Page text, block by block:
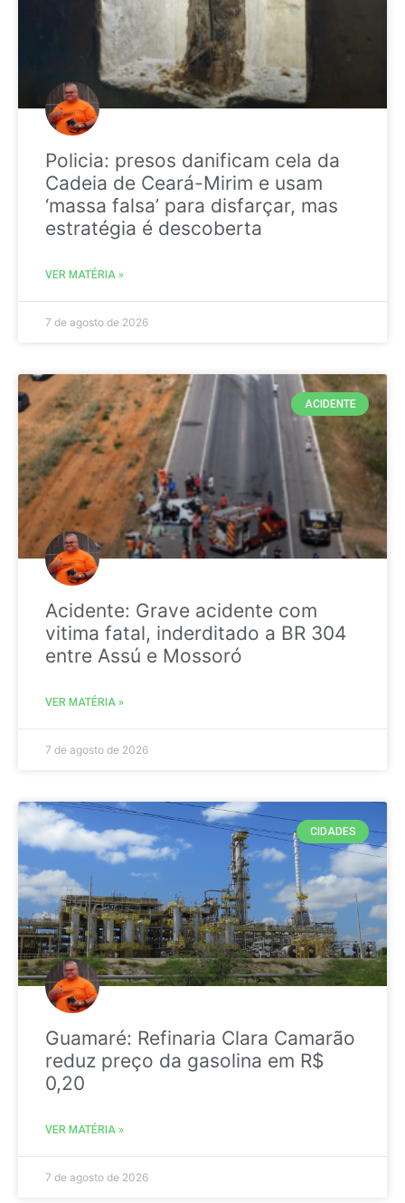
Policia: presos danificam cela da
Cadeia de Ceará-Mirim e usam
‘massa falsa’ para disfarçar, mas
estratégia é descoberta
VER MATÉRIA »
7 de agosto de 2026
ACIDENTE
Acidente: Grave acidente com
vitima fatal, inderditado a BR 304
entre Assú e Mossoró
VER MATÉRIA »
7 de agosto de 2026
CIDADES
Guamaré: Refinaria Clara Camarão
reduz preço da gasolina em R$
0,20
VER MATÉRIA »
7 de agosto de 2026